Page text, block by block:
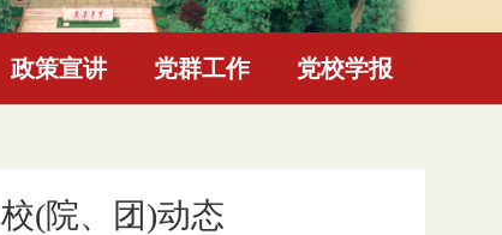
政策宣讲 党群工作 党校学报
校(院、团)动态